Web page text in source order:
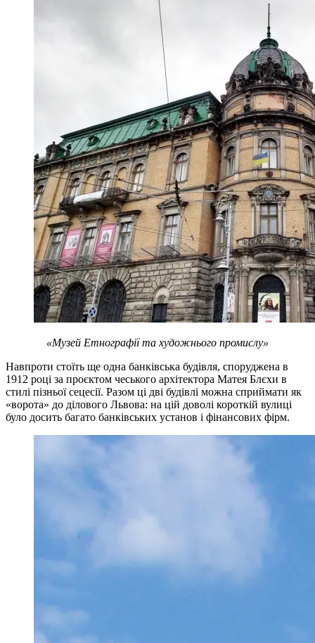
«Музей Етнографії та художнього промислу»
Навпроти стоїть ще одна банківська будівля, споруджена в
1912 році за проєктом чеського архітектора Матея Блєхи в
стилі пізньої сецесії. Разом ці дві будівлі можна сприймати як
«ворота» до ділового Львова: на цій доволі короткій вулиці
було досить багато банківських установ і фінансових фірм.